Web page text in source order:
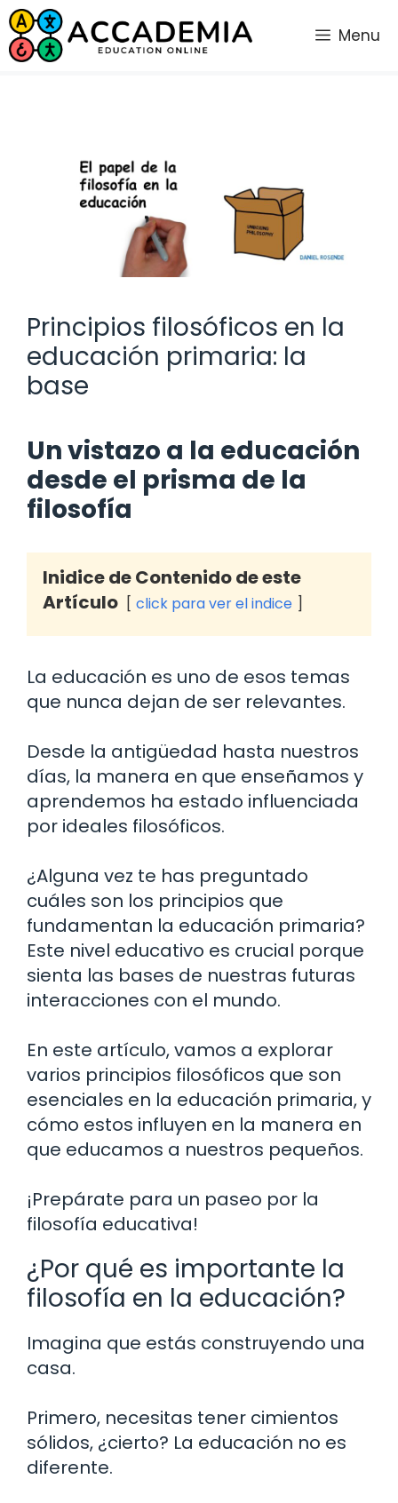
Saltar
al
contenido
Menu
Principios filosóficos en la
educación primaria: la
base
Un vistazo a la educación
desde el prisma de la
filosofía
Inidice de Contenido de este
Artículo
click para ver el indice
La educación es uno de esos temas
que nunca dejan de ser relevantes.
Desde la antigüedad hasta nuestros
días, la manera en que enseñamos y
aprendemos ha estado influenciada
por ideales filosóficos.
¿Alguna vez te has preguntado
cuáles son los principios que
fundamentan la educación primaria?
Este nivel educativo es crucial porque
sienta las bases de nuestras futuras
interacciones con el mundo.
En este artículo, vamos a explorar
varios principios filosóficos que son
esenciales en la educación primaria, y
cómo estos influyen en la manera en
que educamos a nuestros pequeños.
¡Prepárate para un paseo por la
filosofía educativa!
¿Por qué es importante la
filosofía en la educación?
Imagina que estás construyendo una
casa.
Primero, necesitas tener cimientos
sólidos, ¿cierto? La educación no es
diferente.